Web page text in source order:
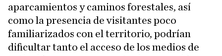
aparcamientos y caminos forestales, así
como la presencia de visitantes poco
familiarizados con el territorio, podrían
dificultar tanto el acceso de los medios de